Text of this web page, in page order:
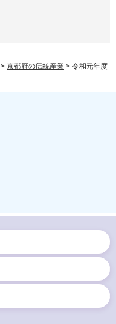
> 京都府の伝統産業 > 令和元年度